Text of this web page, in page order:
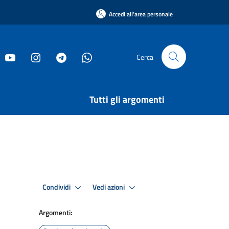
Accedi all'area personale
Cerca
Tutti gli argomenti
Condividi Vedi azioni
Argomenti: